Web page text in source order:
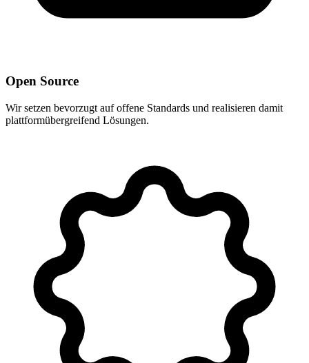
Open Source
Wir setzen bevorzugt auf offene Standards und realisieren damit
plattformübergreifend Lösungen.